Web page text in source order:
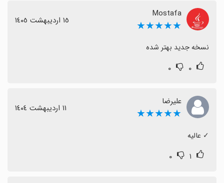
Mostafa
★★★★★ ١٥ اردیبهشت ١٤٠٥
نسخه جدید بهتر شده
۰ ۰
علیرضا
★★★★★ ١١ اردیبهشت ١٤٠٤
‏✓ عالیه
۱ ۰